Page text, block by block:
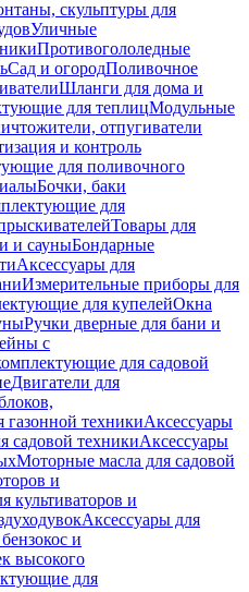
скульптуры для
Уличные
Противогололедные
Сад и огородПоливочное
Шланги для дома и
для теплицМодульные
отпугиватели
и контроль
для поливочного
Бочки, баки
для
Товары для
и сауныБондарные
Аксессуары для
Измерительные приборы для
для купелейОкна
Ручки дверные для бани и
с
для садовой
Двигатели для
газонной техникиАксессуары
садовой техникиАксессуары
Моторные масла для садовой
и
культиваторов и
Аксессуары для
и
высокого
для